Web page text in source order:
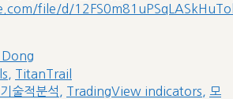
file/d/
Dong
TitanTrail
술적분석 TradingView indicators
모